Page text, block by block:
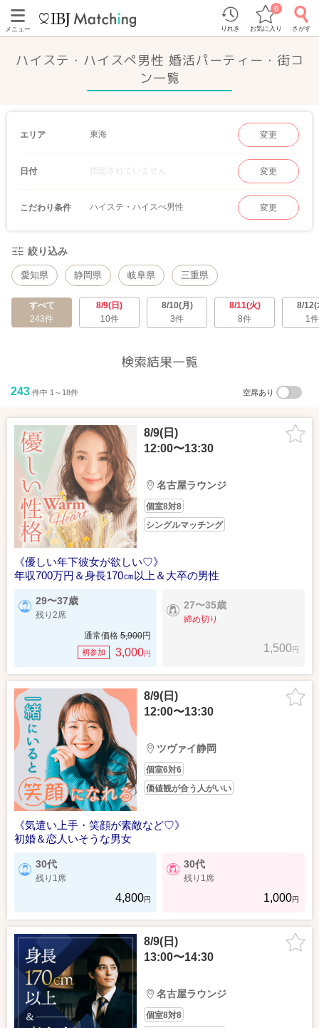
メニュー りれき お気に入り
0
さがす
ハイステ・ハイスぺ男性 婚活パーティー・街コ
ン一覧
エリア 東海 変更
日付 指定されていません 変更
こだわり条件 ハイステ・ハイスぺ男性 変更
絞り込み
愛知県 静岡県 岐阜県 三重県
すべて
243件
8/9(日)
10件
8/10(月)
3件
8/11(火)
8件
8/12(
1件
検索結果一覧
243 件中 1～18件 空席あり
8/9(日)
12:00〜13:30
名古屋ラウンジ
個室8対8
シングルマッチング
《優しい年下彼女が欲しい♡》
年収700万円＆身長170㎝以上＆大卒の男性
29〜37歳
残り2席
通常価格 5,900円
初参加 3,000円
27〜35歳
締め切り
1,500円
8/9(日)
12:00〜13:30
ツヴァイ静岡
個室6対6
価値観が合う人がいい
《気遣い上手・笑顔が素敵など♡》
初婚＆恋人いそうな男女
30代
残り1席
4,800円
30代
残り1席
1,000円
8/9(日)
13:00〜14:30
名古屋ラウンジ
個室8対8